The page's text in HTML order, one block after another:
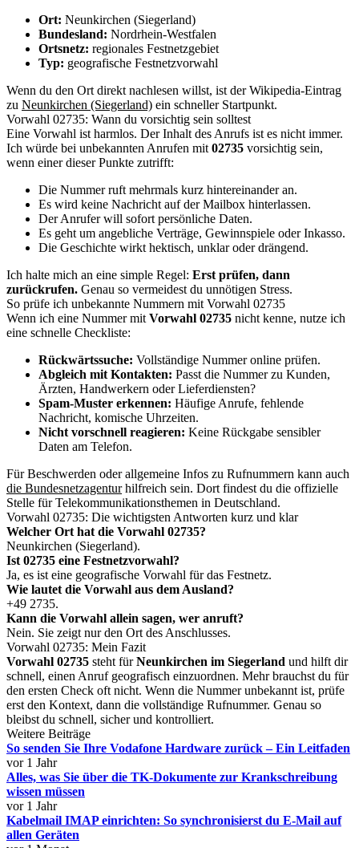
Ort: Neunkirchen (Siegerland)
Bundesland: Nordrhein-Westfalen
Ortsnetz: regionales Festnetzgebiet
Typ: geografische Festnetzvorwahl
Wenn du den Ort direkt nachlesen willst, ist der Wikipedia-Eintrag
zu Neunkirchen (Siegerland) ein schneller Startpunkt.
Vorwahl 02735: Wann du vorsichtig sein solltest
Eine Vorwahl ist harmlos. Der Inhalt des Anrufs ist es nicht immer.
Ich würde bei unbekannten Anrufen mit 02735 vorsichtig sein,
wenn einer dieser Punkte zutrifft:
Die Nummer ruft mehrmals kurz hintereinander an.
Es wird keine Nachricht auf der Mailbox hinterlassen.
Der Anrufer will sofort persönliche Daten.
Es geht um angebliche Verträge, Gewinnspiele oder Inkasso.
Die Geschichte wirkt hektisch, unklar oder drängend.
Ich halte mich an eine simple Regel: Erst prüfen, dann
zurückrufen. Genau so vermeidest du unnötigen Stress.
So prüfe ich unbekannte Nummern mit Vorwahl 02735
Wenn ich eine Nummer mit Vorwahl 02735 nicht kenne, nutze ich
eine schnelle Checkliste:
Rückwärtssuche: Vollständige Nummer online prüfen.
Abgleich mit Kontakten: Passt die Nummer zu Kunden,
Ärzten, Handwerkern oder Lieferdiensten?
Spam-Muster erkennen: Häufige Anrufe, fehlende
Nachricht, komische Uhrzeiten.
Nicht vorschnell reagieren: Keine Rückgabe sensibler
Daten am Telefon.
Für Beschwerden oder allgemeine Infos zu Rufnummern kann auch
die Bundesnetzagenturhilfreich sein. Dort findest du die offizielle
Stelle für Telekommunikationsthemen in Deutschland.
Vorwahl 02735: Die wichtigsten Antworten kurz und klar
Welcher Ort hat die Vorwahl 02735?
Neunkirchen (Siegerland).
Ist 02735 eine Festnetzvorwahl?
Ja, es ist eine geografische Vorwahl für das Festnetz.
Wie lautet die Vorwahl aus dem Ausland?
+49 2735.
Kann die Vorwahl allein sagen, wer anruft?
Nein. Sie zeigt nur den Ort des Anschlusses.
Vorwahl 02735: Mein Fazit
Vorwahl 02735 steht fürNeunkirchen im Siegerland und hilft dir
schnell, einen Anruf geografisch einzuordnen. Mehr brauchst du für
den ersten Check oft nicht. Wenn die Nummer unbekannt ist, prüfe
erst den Kontext, dann die vollständige Rufnummer. Genau so
bleibst du schnell, sicher und kontrolliert.
Weitere Beiträge
So senden Sie Ihre Vodafone Hardware zurück – Ein Leitfaden
vor 1 Jahr
Alles, was Sie über die TK-Dokumente zur Krankschreibung
wissen müssen
vor 1 Jahr
Kabelmail IMAP einrichten: So synchronisierst du E-Mail auf
allen Geräten